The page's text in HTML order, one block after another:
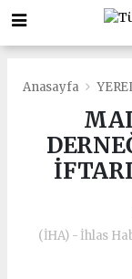
Anasayfa
(İHA) - İhlas